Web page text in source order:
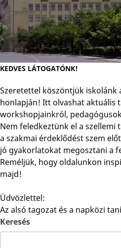
KEDVES LÁTOGATÓNK!
Szeretettel köszöntjük iskolánk
honlapján! Itt olvashat aktuális
workshopjainkról,
Nem feledkeztünk el a szellemi
a szakmai érdeklődést szem
jó gyakorlatokat megosztani a
Reméljük, hogy oldalunkon
majd!
Üdvözlettel:
Az alsó tagozat és a napközi
Keresés